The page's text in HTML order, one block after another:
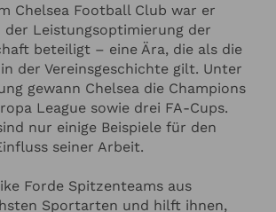
Chelsea Football Club war er
der Leistungsoptimierung der
beteiligt – eine Ära, die als die
der Vereinsgeschichte gilt. Unter
gewann Chelsea die Champions
League sowie drei FA-Cups.
nur einige Beispiele für den
seiner Arbeit.
Forde Spitzenteams aus
Sportarten und hilft ihnen,
Abbrechen
Anfrage absenden